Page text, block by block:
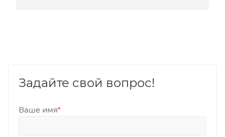
Задайте свой вопрос!
Ваше имя*